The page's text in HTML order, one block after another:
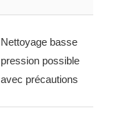
Nettoyage basse
pression possible
avec précautions